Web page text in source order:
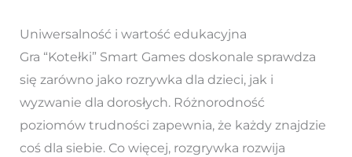
Uniwersalność i wartość edukacyjna
Gra “Kotełki” Smart Games doskonale sprawdza
się zarówno jako rozrywka dla dzieci, jak i
wyzwanie dla dorosłych. Różnorodność
poziomów trudności zapewnia, że każdy znajdzie
coś dla siebie. Co więcej, rozgrywka rozwija